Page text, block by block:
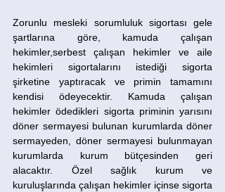
Zorunlu mesleki sorumluluk sigortası gele
şartlarına göre, kamuda çalışan
hekimler,serbest çalışan hekimler ve aile
hekimleri sigortalarını istediği sigorta
şirketine yaptıracak ve primin tamamını
kendisi ödeyecektir. Kamuda çalışan
hekimler ödedikleri sigorta priminin yarısını
döner sermayesi bulunan kurumlarda döner
sermayeden, döner sermayesi bulunmayan
kurumlarda kurum bütçesinden geri
alacaktır. Özel sağlık kurum ve
kuruluşlarında çalışan hekimler içinse sigorta